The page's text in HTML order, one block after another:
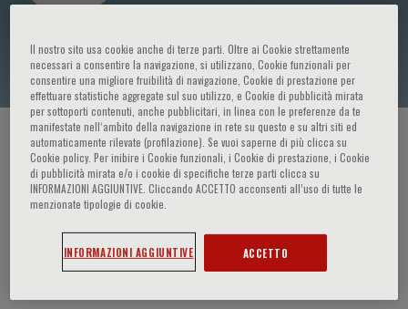
Marcello Tavio
HOME PAGE / CURSOS Y EVENTOS / ORADOR
Marcello Tavio
Il nostro sito usa cookie anche di terze parti. Oltre ai Cookie strettamente
necessari a consentire la navigazione, si utilizzano, Cookie funzionali per
consentire una migliore fruibilità di navigazione, Cookie di prestazione per
effettuare statistiche aggregate sul suo utilizzo, e Cookie di pubblicità mirata
per sottoporti contenuti, anche pubblicitari, in linea con le preferenze da te
manifestate nell‘ambito della navigazione in rete su questo e su altri siti ed
automaticamente rilevate (profilazione). Se vuoi saperne di più clicca su
Cookie policy. Per inibire i Cookie funzionali, i Cookie di prestazione, i Cookie
di pubblicità mirata e/o i cookie di specifiche terze parti clicca su
INFORMAZIONI AGGIUNTIVE. Cliccando ACCETTO acconsenti all’uso di tutte le
menzionate tipologie di cookie.
INFORMAZIONI AGGIUNTIVE ACCETTO